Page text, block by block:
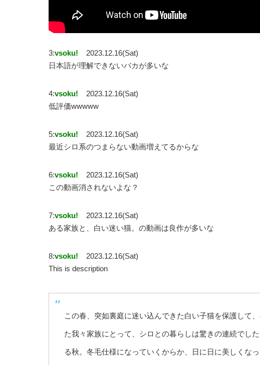
3:vsoku!
2023.12.16(Sat)
日本語が理解できないバカが多いな
4:vsoku!
2023.12.16(Sat)
低評価wwwww
5:vsoku!
2023.12.16(Sat)
最近シロ系のつまらない動画増えてるからな
6:vsoku!
2023.12.16(Sat)
この動画消されないよな？
7:vsoku!
2023.12.16(Sat)
ある家族と、白い迷い猫。の動画は良作が多いな
8:vsoku!
2023.12.16(Sat)
This is description
この春、突如裏庭に迷い込んできた白い子猫を保護して
た我々家族にとって、シロとの暮らしは驚きの連続でし
る秋。冬毛仕様になっていくからか、日に日に美しくな